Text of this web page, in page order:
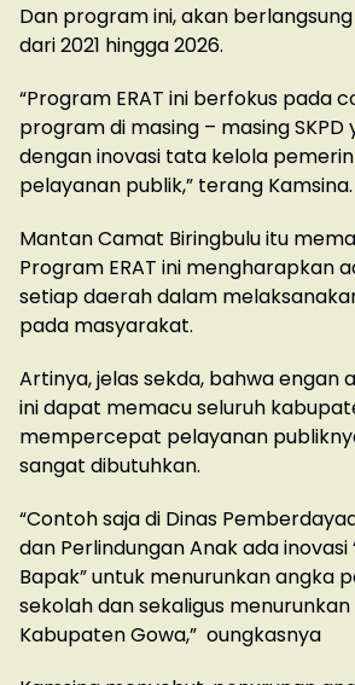
Dan program ini, akan
dari 2021 hingga 2026.
“Program ERAT ini berfokus pada
program di masing – masing
dengan inovasi tata kelola
pelayanan publik,” terang Kamsina.
Mantan Camat Biringbulu itu
Program ERAT ini mengharapkan
setiap daerah dalam
pada masyarakat.
Artinya, jelas sekda, bahwa engan
ini dapat memacu seluruh
mempercepat pelayanan
sangat dibutuhkan.
“Contoh saja di Dinas
dan Perlindungan Anak ada inovasi
Bapak” untuk menurunkan angka
sekolah dan sekaligus
Kabupaten Gowa,” oungkasnya